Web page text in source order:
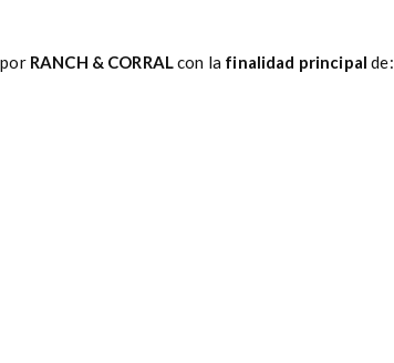
RANCH & CORRALcon la finalidad principalde: